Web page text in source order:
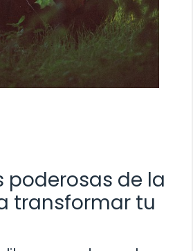
poderosas de la
transformar tu